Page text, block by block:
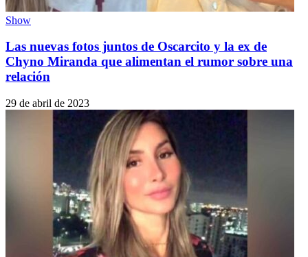
Show
Las nuevas fotos juntos de Oscarcito y la ex de
Chyno Miranda que alimentan el rumor sobre una
relación
29 de abril de 2023